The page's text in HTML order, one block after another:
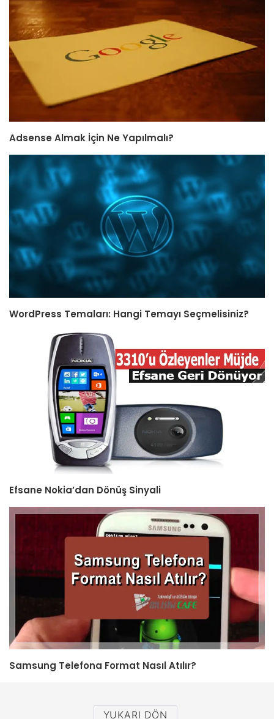
Adsense Almak İçin Ne Yapılmalı?
WordPress Temaları: Hangi Temayı Seçmelisiniz?
Efsane Nokia’dan Dönüş Sinyali
Samsung Telefona Format Nasıl Atılır?
YUKARI DÖN